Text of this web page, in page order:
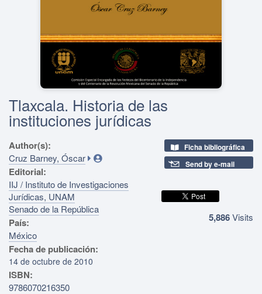
Tlaxcala. Historia de las
instituciones jurídicas
Author(s):
Cruz Barney, Óscar
Editorial:
IIJ / Instituto de Investigaciones
Jurídicas, UNAM
Senado de la República
País:
México
Fecha de publicación:
14 de octubre de 2010
ISBN:
9786070216350
Ficha bibliográfica
Send by e-mail
5,886Visits